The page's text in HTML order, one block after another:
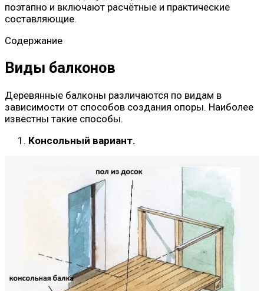
поэтапно и включают расчётные и практические
составляющие.
Содержание
Виды балконов
Деревянные балконы различаются по видам в
зависимости от способов создания опоры. Наиболее
известны такие способы.
Консольный вариант.